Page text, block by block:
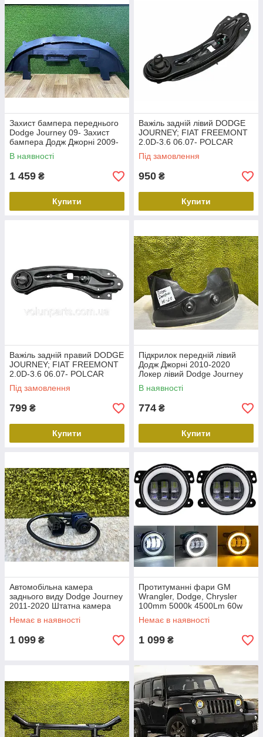
Захист бампера переднього
Dodge Journey 09- Захист
бампера Додж Джорні 2009-
2020
В наявності
1 459 ₴
Купити
Важіль задній лівий DODGE
JOURNEY; FIAT FREEMONT
2.0D-3.6 06.07- POLCAR
3140376 5085415AF
Під замовлення
950 ₴
Купити
Важіль задній правий DODGE
JOURNEY; FIAT FREEMONT
2.0D-3.6 06.07- POLCAR
3140386 5085416AF
Під замовлення
799 ₴
Купити
Підкрилок передній лівий
Додж Джорні 2010-2020
Локер лівий Dodge Journey
3140FL1T, 5116279AB
В наявності
774 ₴
Купити
Автомобільна камера
заднього виду Dodge Journey
2011-2020 Штатна камера
заднього виду Додж Джорні
Немає в наявності
1 099 ₴
Протитуманні фари GM
Wrangler, Dodge, Chrysler
100mm 5000k 4500Lm 60w
12-24v Протитуманні фари
Додж
Немає в наявності
1 099 ₴